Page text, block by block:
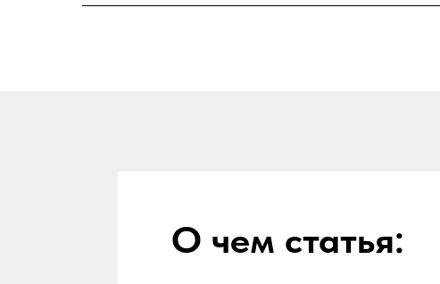
О чем статья: